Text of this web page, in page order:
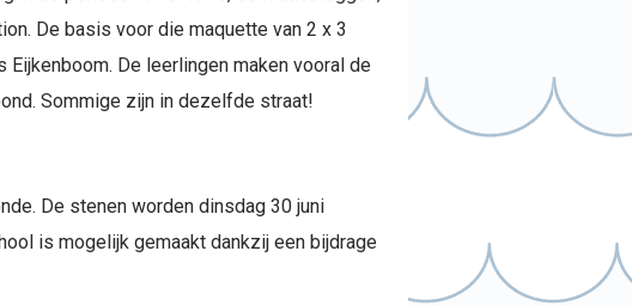
De basis voor die maquette van 2 x 3
De leerlingen maken vooral de
Sommige zijn in dezelfde straat!
De stenen worden dinsdag 30 juni
is mogelijk gemaakt dankzij een bijdrage